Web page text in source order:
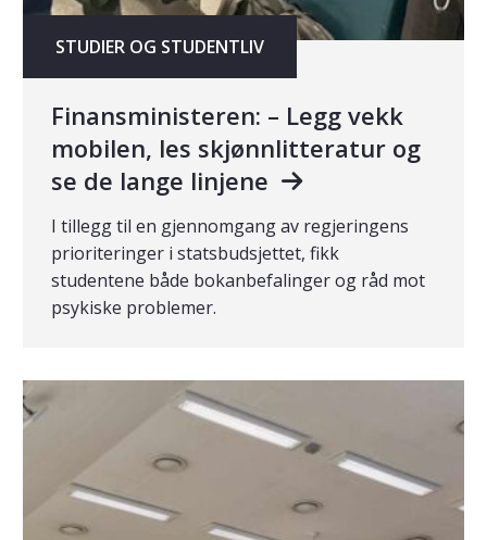
STUDIER OG STUDENTLIV
Finansministeren: – Legg vekk
mobilen, les skjønnlitteratur og
se de lange linjene
I tillegg til en gjennomgang av regjeringens
prioriteringer i statsbudsjettet, fikk
studentene både bokanbefalinger og råd mot
psykiske problemer.